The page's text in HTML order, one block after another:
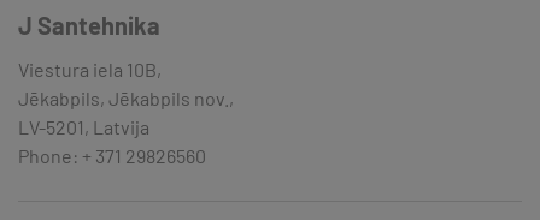
J Santehnika
Viestura iela 10B,
Jēkabpils, Jēkabpils nov.,
LV-5201, Latvija
Phone: + 371 29826560